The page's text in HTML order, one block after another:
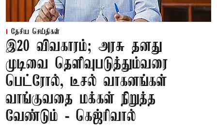
தேசிய செய்திகள்
இ20 விவகாரம்; அரசு தனது
முடிவை தெளிவுபடுத்தும்வரை
பெட்ரோல், டீசல் வாகனங்கள்
வாங்குவதை மக்கள் நிறுத்த
வேண்டும் - கெஜ்ரிவால்